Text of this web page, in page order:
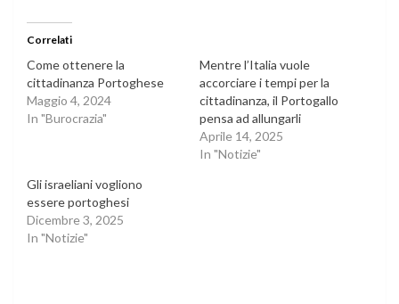
Correlati
Come ottenere la
cittadinanza Portoghese
Maggio 4, 2024
In "Burocrazia"
Mentre l’Italia vuole
accorciare i tempi per la
cittadinanza, il Portogallo
pensa ad allungarli
Aprile 14, 2025
In "Notizie"
Gli israeliani vogliono
essere portoghesi
Dicembre 3, 2025
In "Notizie"